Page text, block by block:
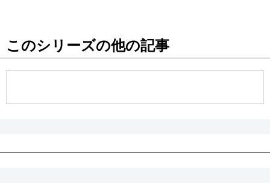
お知らせ
このシリーズの他の記事